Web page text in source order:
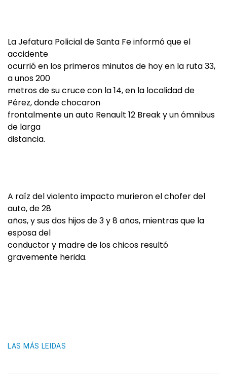
La Jefatura Policial de Santa Fe informó que el
accidente
ocurrió en los primeros minutos de hoy en la ruta 33,
a unos 200
metros de su cruce con la 14, en la localidad de
Pérez, donde chocaron
frontalmente un auto Renault 12 Break y un ómnibus
de larga
distancia.
A raíz del violento impacto murieron el chofer del
auto, de 28
años, y sus dos hijos de 3 y 8 años, mientras que la
esposa del
conductor y madre de los chicos resultó
gravemente herida.
LAS MÁS LEIDAS